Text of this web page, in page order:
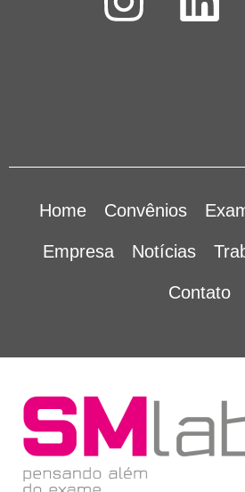
Home Convênios
Empresa Notícias
Contato